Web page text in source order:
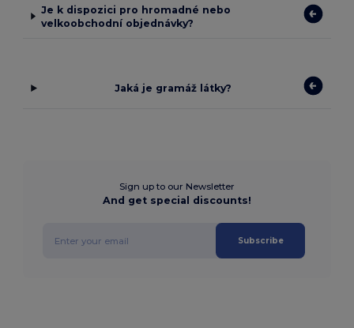
Je k dispozici pro hromadné nebo
velkoobchodní objednávky?
Jaká je gramáž látky?
Sign up to our Newsletter
And get special discounts!
Subscribe